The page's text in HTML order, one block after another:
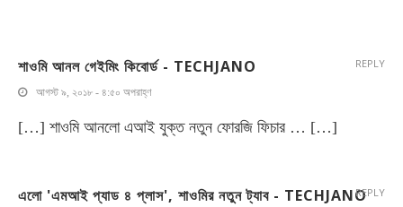
শাওমি আনল গেইমিং কিবোর্ড - TECHJANO
আগস্ট ৯, ২০১৮ - ৪:৫০ অপরাহ্ণ
[…] শাওমি আনলো এআই যুক্ত নতুন ফোরজি ফিচার … […]
REPLY
এলো 'এমআই প্যাড ৪ প্লাস', শাওমির নতুন ট্যাব - TECHJANOREPLY